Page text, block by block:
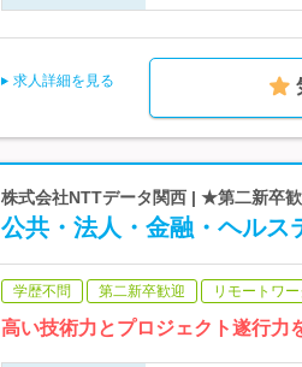
求人詳細を見る
株式会社NTTデータ関西 | ★第二新卒
公共・法人・金融・ヘルス
学歴不問 第二新卒歓迎 リモートワ
高い技術力とプロジェクト遂行力